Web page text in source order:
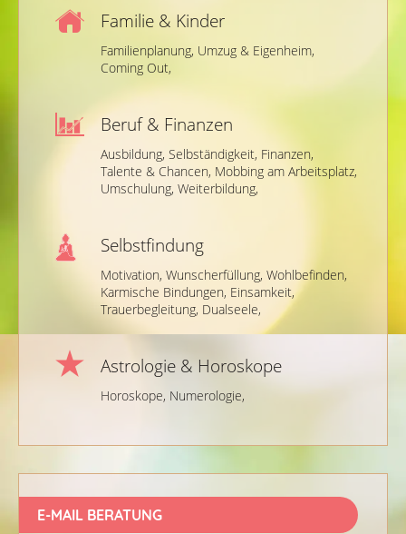
Familie & Kinder
Familienplanung, Umzug & Eigenheim,
Coming Out,
Beruf & Finanzen
Ausbildung, Selbständigkeit, Finanzen,
Talente & Chancen, Mobbing am Arbeitsplatz,
Umschulung, Weiterbildung,
Selbstfindung
Motivation, Wunscherfüllung, Wohlbefinden,
Karmische Bindungen, Einsamkeit,
Trauerbegleitung, Dualseele,
Astrologie & Horoskope
Horoskope, Numerologie,
E-MAIL BERATUNG